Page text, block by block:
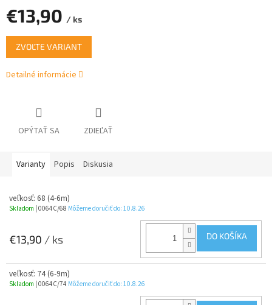
€13,90 / ks
Jednotková
cena:
ZVOĽTE VARIANT
Detailné informácie
OPÝTAŤ SA ZDIEĽAŤ
Varianty Popis Diskusia
veľkosť: 68 (4-6m)
Skladom | 0064C/68 Môžeme doručiť do: 10.8.26
€13,90 / ks DO KOŠÍKA
veľkosť: 74 (6-9m)
Skladom | 0064C/74 Môžeme doručiť do: 10.8.26